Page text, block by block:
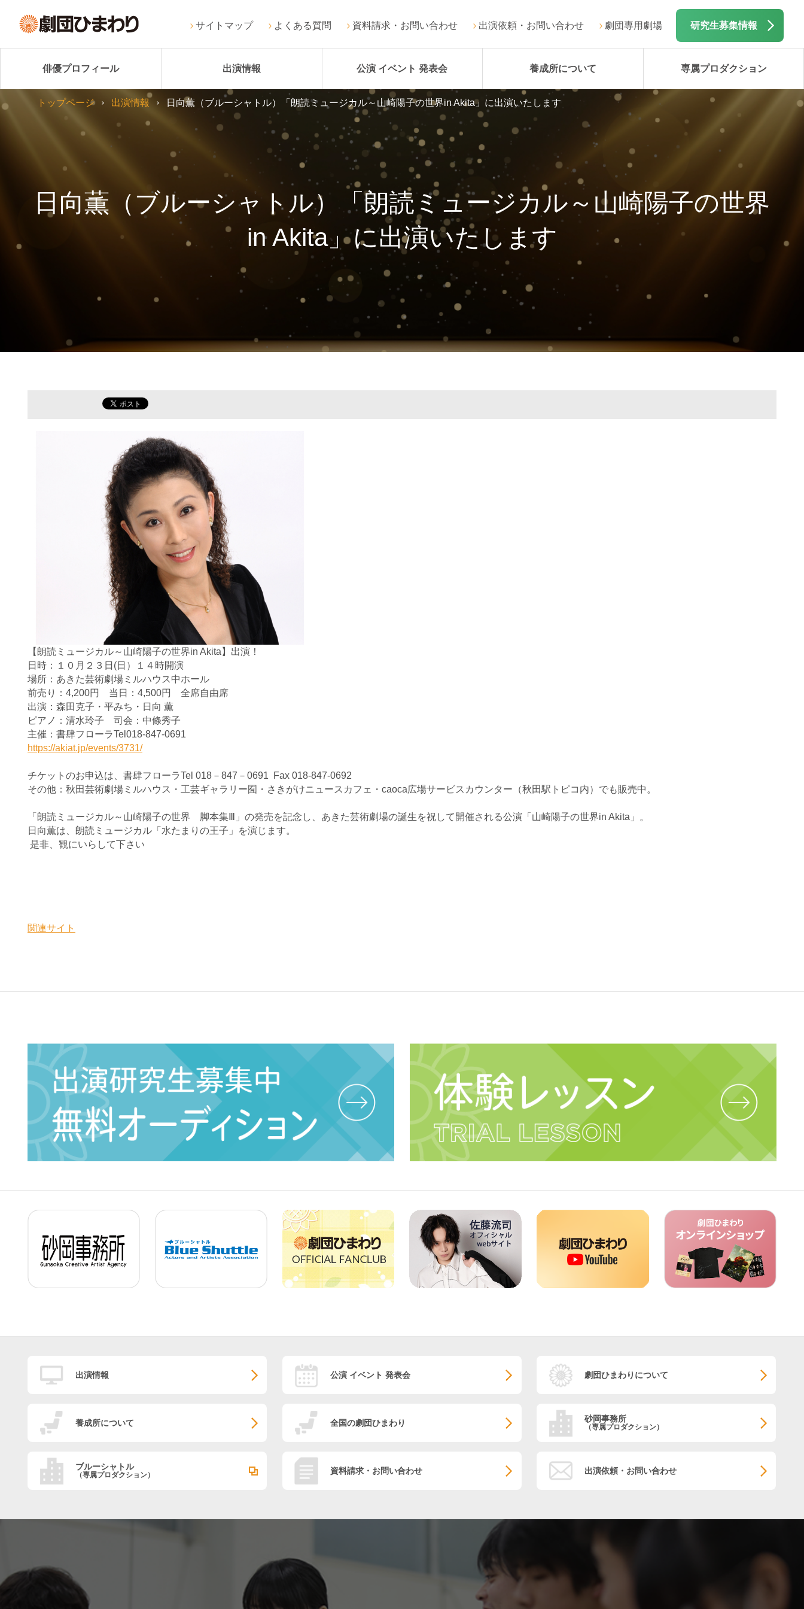
サイトマップ よくある質問 資料請求・お問い合わせ 出演依頼・お問い合わせ 劇団専用劇場 研究生募集情報
俳優プロフィール 出演情報 公演 イベント 発表会 養成所について 専属プロダクション
日向薫（ブルーシャトル）「朗読ミュージカル～山崎陽子の世界
in Akita」に出演いたします
トップページ 出演情報 日向薫（ブルーシャトル）「朗読ミュージカル～山崎陽子の世界in Akita」に出演いたします
【朗読ミュージカル～山崎陽子の世界in Akita】出演！
日時：１０月２３日(日）１４時開演
場所：あきた芸術劇場ミルハウス中ホール
前売り：4,200円 当日：4,500円 全席自由席
出演：森田克子・平みち・日向 薫
ピアノ：清水玲子 司会：中條秀子
主催：書肆フローラTel018-847-0691
https://akiat.jp/events/3731/
チケットのお申込は、書肆フローラTel 018－847－0691 Fax 018-847-0692
その他：秋田芸術劇場ミルハウス・工芸ギャラリー囿・さきがけニ ュースカフェ・caoca広場サービスカウンター（秋田駅トピコ 内）でも販売中。
「朗読ミュージカル～山崎陽子の世界 脚本集Ⅲ」の発売を記念し、あきた芸術劇場の誕生を祝して開催さ れる公演「山崎陽子の世界in Akita」。
日向薫は、朗読ミュージカル「水たまりの王子」を演じます。
是非、観にいらして下さい
関連サイト
出演情報 公演 イベント 発表会 劇団ひまわりについて
養成所について 全国の劇団ひまわり 砂岡事務所
（専属プロダクション）
ブルーシャトル
（専属プロダクション） 資料請求・お問い合わせ 出演依頼・お問い合わせ